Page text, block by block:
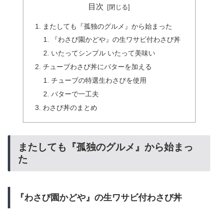
目次
またしても『孤独のグルメ』から始まった
『わさび園かどや』の生ワサビ付わさび丼
いたってシンプル いたって美味い
チューブわさび丼にバターを加える
チューブの特選生わさびを使用
バターで一工夫
わさび丼のまとめ
またしても『孤独のグルメ』から始まっ
た
『わさび園かどや』の生ワサビ付わさび丼